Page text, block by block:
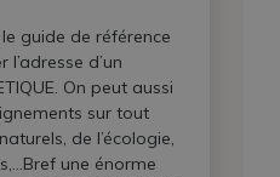
le guide de référence
d’un
On peut aussi
sur tout
de l’écologie,
une énorme